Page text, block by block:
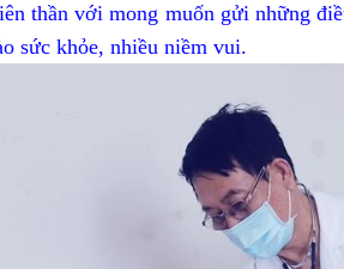
thần với mong muốn gửi những
sức khỏe, nhiều niềm vui.